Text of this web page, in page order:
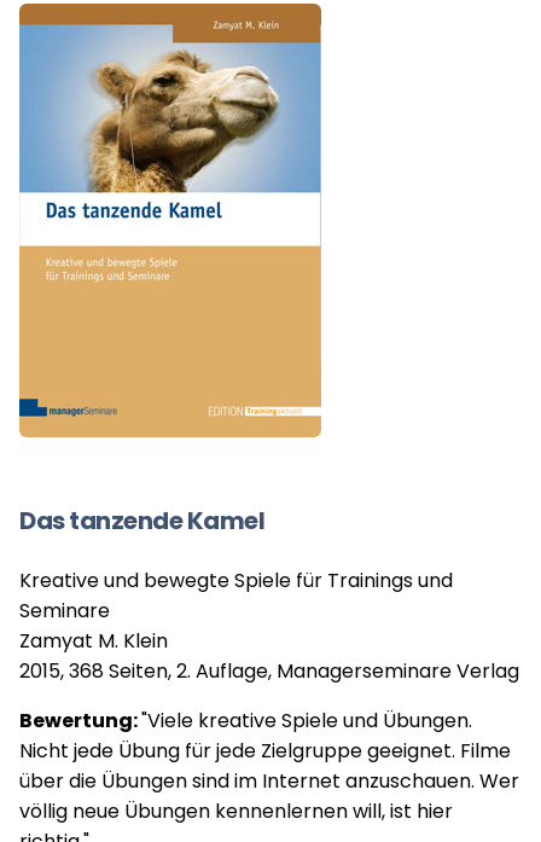
Das tanzende Kamel
Kreative und bewegte Spiele für Trainings und
Seminare
Zamyat M. Klein
2015, 368 Seiten, 2. Auflage, Managerseminare Verlag
Bewertung:"Viele kreative Spiele und Übungen.
Nicht jede Übung für jede Zielgruppe geeignet. Filme
über die Übungen sind im Internet anzuschauen. Wer
völlig neue Übungen kennenlernen will, ist hier